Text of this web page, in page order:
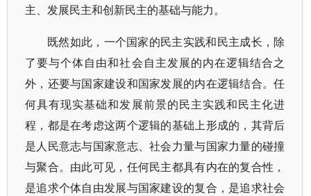
主、发展民主和创新民主的基础与能力。
既然如此，一个国家的民主实践和民主成长，除
了要与个体自由和社会自主发展的内在逻辑结合之
外，还要与国家建设和国家发展的内在逻辑结合。任
何具有现实基础和发展前景的民主实践和民主化进
程，都是在考虑这两个逻辑的基础上形成的，其背后
是人民意志与国家意志、社会力量与国家力量的碰撞
与聚合。由此可见，任何民主都具有内在的复合性，
是追求个体自由发展与国家建设的复合，是追求社会